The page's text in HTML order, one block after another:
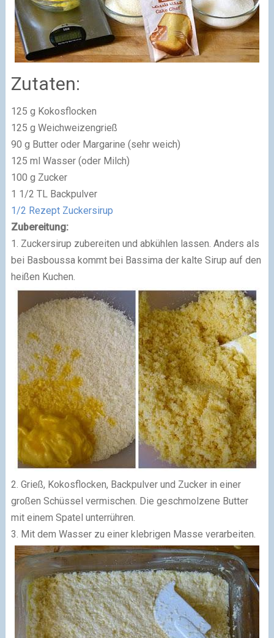
Zutaten:
125 g Kokosflocken
125 g Weichweizengrieß
90 g Butter oder Margarine (sehr weich)
125 ml Wasser (oder Milch)
100 g Zucker
1 1/2 TL Backpulver
1/2 Rezept Zuckersirup
Zubereitung:
1. Zuckersirup zubereiten und abkühlen lassen. Anders als
bei Basboussa kommt bei Bassima der kalte Sirup auf den
heißen Kuchen.
2. Grieß, Kokosflocken, Backpulver und Zucker in einer
großen Schüssel vermischen. Die geschmolzene Butter
mit einem Spatel unterrühren.
3. Mit dem Wasser zu einer klebrigen Masse verarbeiten.